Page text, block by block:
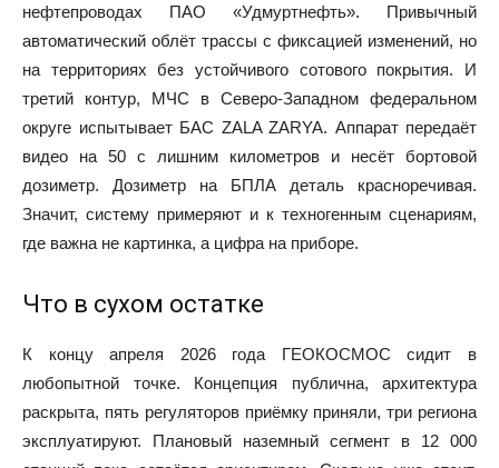
нефтепроводах ПАО «Удмуртнефть». Привычный
автоматический облёт трассы с фиксацией изменений, но
на территориях без устойчивого сотового покрытия. И
третий контур, МЧС в Северо-Западном федеральном
округе испытывает БАС ZALA ZARYA. Аппарат передаёт
видео на 50 с лишним километров и несёт бортовой
дозиметр. Дозиметр на БПЛА деталь красноречивая.
Значит, систему примеряют и к техногенным сценариям,
где важна не картинка, а цифра на приборе.
Что в сухом остатке
К концу апреля 2026 года ГЕОКОСМОС сидит в
любопытной точке. Концепция публична, архитектура
раскрыта, пять регуляторов приёмку приняли, три региона
эксплуатируют. Плановый наземный сегмент в 12 000